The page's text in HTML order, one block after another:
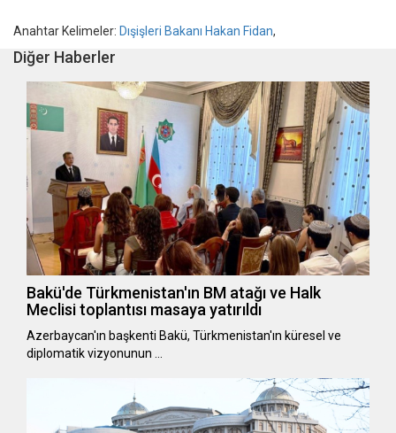
Anahtar Kelimeler: Dışişleri Bakanı Hakan Fidan,
Diğer Haberler
Bakü'de Türkmenistan'ın BM atağı ve Halk
Meclisi toplantısı masaya yatırıldı
Azerbaycan'ın başkenti Bakü, Türkmenistan'ın küresel ve
diplomatik vizyonunun …